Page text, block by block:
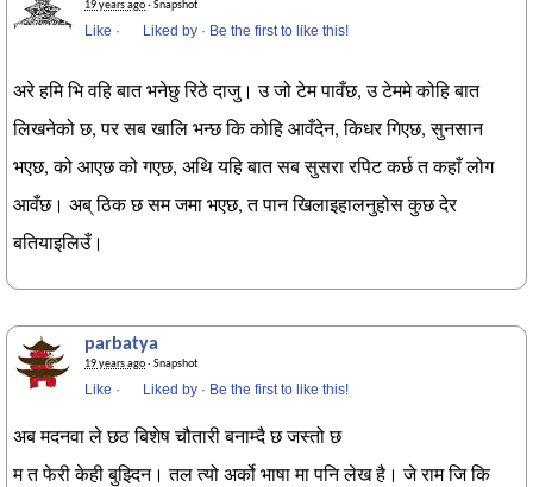
19 years ago· Snapshot
Like · Liked by · Be the first to like this!
अरे हमि भि वहि बात भनेछु रिठे दाजु। उ जो टेम पावँछ, उ टेममे कोहि बात
लिखनेको छ, पर सब खालि भन्छ कि कोहि आवँदेन, किधर गिएछ, सुनसान
भएछ, को आएछ को गएछ, अथि यहि बात सब सुसरा रपिट कर्छ त कहाँ लोग
आवँछ। अब् ठिक छ सम जमा भएछ, त पान खिलाइहालनुहोस कुछ देर
बतियाइलिउँ।
parbatya
19 years ago· Snapshot
Like · Liked by · Be the first to like this!
अब मदनवा ले छठ बिशेष चौतारी बनाम्दै छ जस्तो छ
म त फेरी केही बुझ्दिन। तल त्यो अर्को भाषा मा पनि लेख है। जे राम जि कि